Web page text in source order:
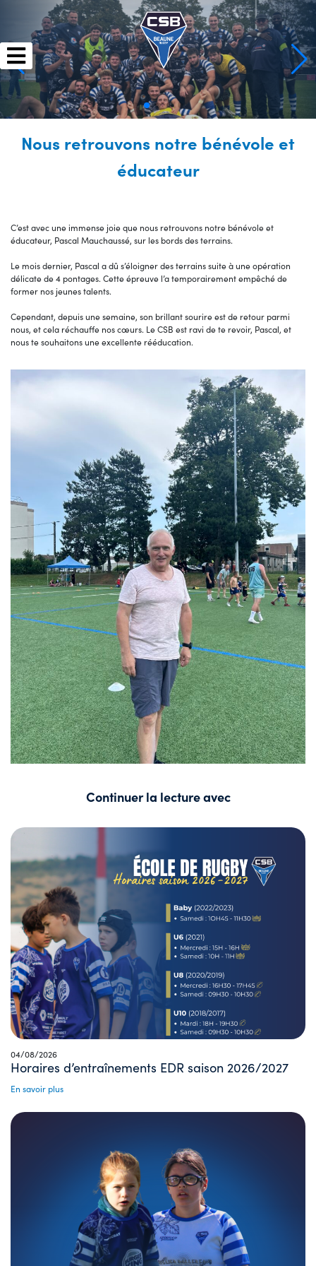
Nous retrouvons notre bénévole et
éducateur
C’est avec une immense joie que nous retrouvons notre bénévole et
éducateur, Pascal Mauchaussé, sur les bords des terrains.
Le mois dernier, Pascal a dû s’éloigner des terrains suite à une opération
délicate de 4 pontages. Cette épreuve l’a temporairement empêché de
former nos jeunes talents.
Cependant, depuis une semaine, son brillant sourire est de retour parmi
nous, et cela réchauffe nos cœurs. Le CSB est ravi de te revoir, Pascal, et
nous te souhaitons une excellente rééducation.
Continuer la lecture avec
04/08/2026
Horaires d’entraînements EDR saison 2026/2027
En savoir plus